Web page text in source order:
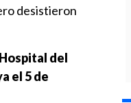
desistieron
del
el 5 de